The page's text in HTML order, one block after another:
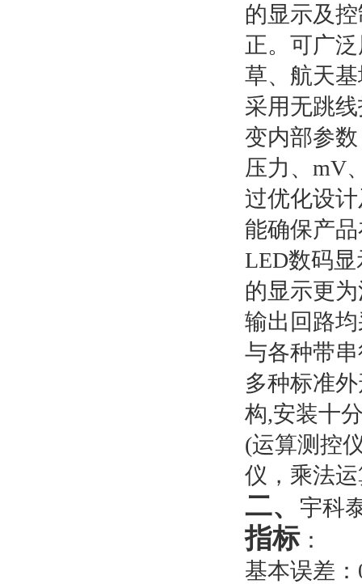
的显示及
正。可广
草、航天
采用无跳
变内部参
压力、mV
过优化设
能确保产
LED数码
的显示更
输出回路
与各种带
多种标准
构,安装十
(运算测控
仪，乘法
二、 宇科
指标：
基本误差：